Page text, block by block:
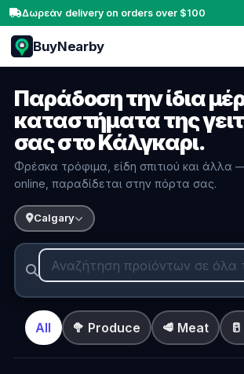
Δωρεάν delivery on orders over $100
BuyNearby
Παράδοση την ίδια
καταστήματα της
σας στο Κάλγκαρι.
Φρέσκα τρόφιμα, είδη σπιτιού και άλλα
online, παραδίδεται στην πόρτα σας.
Calgary
All 🥦 Produce 🥩 Meat